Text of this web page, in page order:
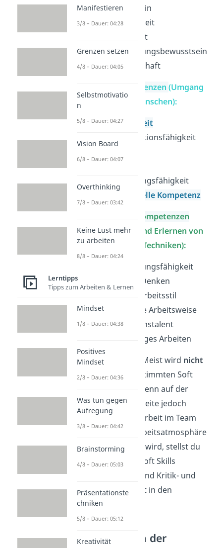
Selbstdisziplin
Zuverlässigkeit
Belastbarkeit
Verantwortungsbewusstsein
Lernbereitschaft
Soziale Kompetenzen (Umgang
mit anderen Menschen):
Teamfähigkeit
Kommunikationsfähigkeit
Durchsetzungsfähigkeit
Interkulturelle Kompetenz
Methodische Kompetenzen
(Beherrschen und Erlernen von
Methoden und Techniken):
Problemlösungsfähigkeit
komplexes Denken
effizienter Arbeitsstil
strukturierte Arbeitsweise
Organisationstalent
selbstständiges Arbeiten
Gut zu wissen:
Meist wird nicht
direktnach bestimmten Soft
Skills gefragt. Wenn auf der
Unternehmensseite jedoch
besonders die Arbeit im Team
und die gute Arbeitsatmosphäre
hervorgehoben wird, stellst du
am besten die Soft Skills
Teamfähigkeit und Kritik- und
Konfliktfähigkeit in den
Vordergrund.
Soft Skills in der
Manifestieren
3/8 – Dauer: 04:28
Grenzen setzen
4/8 – Dauer: 04:05
Selbstmotivatio
n
5/8 – Dauer: 04:27
Vision Board
6/8 – Dauer: 04:07
Overthinking
7/8 – Dauer: 03:42
Keine Lust mehr
zu arbeiten
8/8 – Dauer: 04:24
Lerntipps
Tipps zum Arbeiten & Lernen
Mindset
1/8 – Dauer: 04:38
Positives
Mindset
2/8 – Dauer: 04:36
Was tun gegen
Aufregung
3/8 – Dauer: 04:42
Brainstorming
4/8 – Dauer: 05:03
Präsentationste
chniken
5/8 – Dauer: 05:12
Kreativität